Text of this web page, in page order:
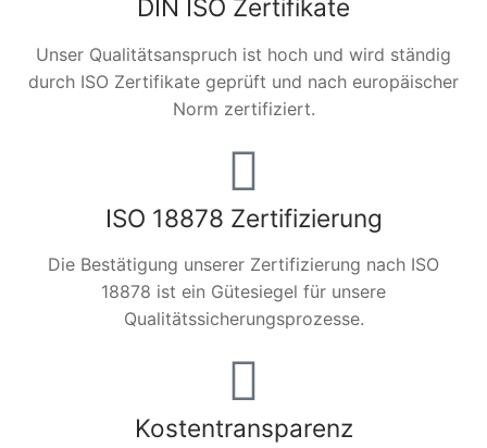
DIN ISO Zertifikate
Unser Qualitätsanspruch ist hoch und wird ständig
durch ISO Zertifikate geprüft und nach europäischer
Norm zertifiziert.
ISO 18878 Zertifizierung
Die Bestätigung unserer Zertifizierung nach ISO
18878 ist ein Gütesiegel für unsere
Qualitätssicherungsprozesse.
Kostentransparenz